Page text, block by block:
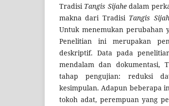
Tradisi Tangis Sijahedalam
makna dari Tradisi Tangis
Untuk menemukan perubahan
Penelitian ini merupakan
deskriptif. Data pada
mendalam dan dokumentasi,
tahap pengujian: reduksi
kesimpulan. Adapun beberapa
tokoh adat, perempuan yang